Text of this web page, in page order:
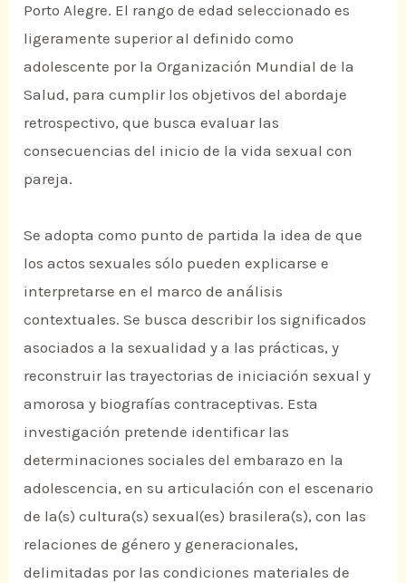
Porto Alegre. El rango de edad seleccionado es
ligeramente superior al definido como
adolescente por la Organización Mundial de la
Salud, para cumplir los objetivos del abordaje
retrospectivo, que busca evaluar las
consecuencias del inicio de la vida sexual con
pareja.
Se adopta como punto de partida la idea de que
los actos sexuales sólo pueden explicarse e
interpretarse en el marco de análisis
contextuales. Se busca describir los significados
asociados a la sexualidad y a las prácticas, y
reconstruir las trayectorias de iniciación sexual y
amorosa y biografías contraceptivas. Esta
investigación pretende identificar las
determinaciones sociales del embarazo en la
adolescencia, en su articulación con el escenario
de la(s) cultura(s) sexual(es) brasilera(s), con las
relaciones de género y generacionales,
delimitadas por las condiciones materiales de